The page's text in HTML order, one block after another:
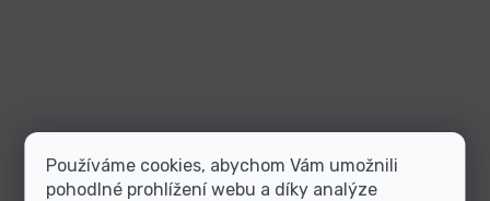
Používáme cookies, abychom Vám umožnili
pohodlné prohlížení webu a díky analýze